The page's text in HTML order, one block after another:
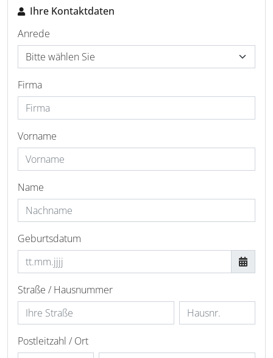
Ihre Kontaktdaten
Anrede
Firma
Vorname
Name
Geburtsdatum
Straße / Hausnummer
Postleitzahl / Ort